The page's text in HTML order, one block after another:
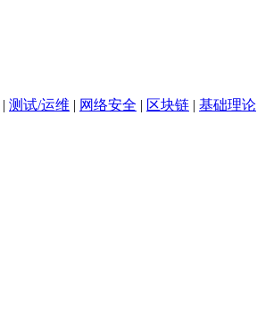
| 测试/运维 | 网络安全 | 区块链 | 基础理论